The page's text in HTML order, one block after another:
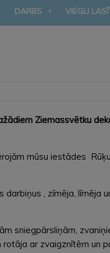
DARBS VIEGLI
Ziemassvētku
mūsu iestādes
, zīmēja, līmēja
sniegpārsliņām,
ar zvaigznītēm un